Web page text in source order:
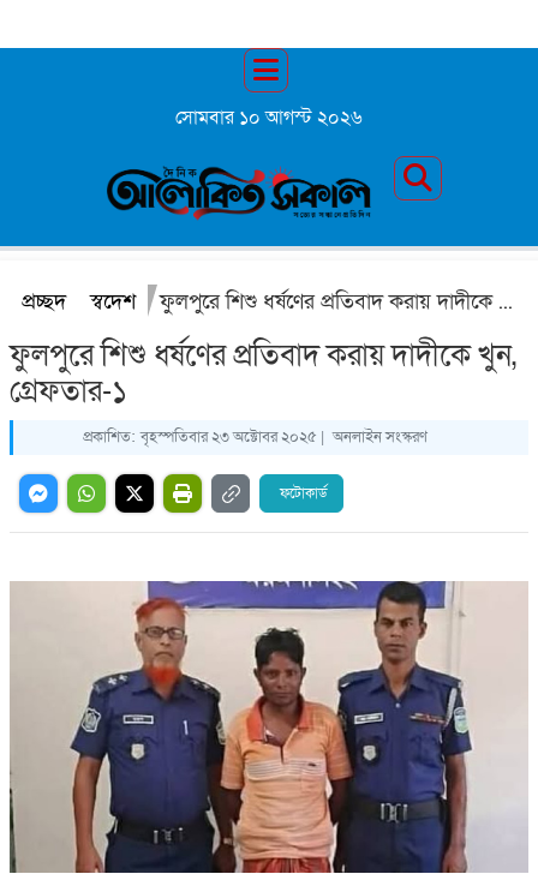
সোমবার ১০ আগস্ট ২০২৬
প্রচ্ছদ স্বদেশ ফুলপুরে শিশু ধর্ষণের প্রতিবাদ করায় দাদীকে খুন, গ্রেফতার-১
ফুলপুরে শিশু ধর্ষণের প্রতিবাদ করায় দাদীকে খুন,
গ্রেফতার-১
প্রকাশিত: বৃহস্পতিবার ২৩ অক্টোবর ২০২৫ | অনলাইন সংস্করণ
ফটোকার্ড